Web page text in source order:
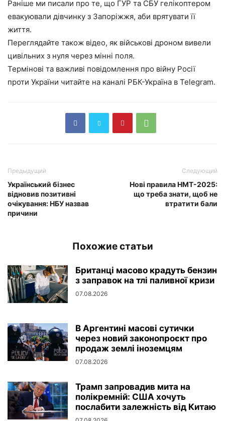
Раніше ми писали про те, що ГУР та СБУ гелікоптером
евакуювали дівчинку з Запоріжжя, аби врятувати її
життя.
Переглядайте також відео, як військові дроном вивели
цивільних з нуля через мінні поля.
Термінові та важливі повідомлення про війну Росії
проти України читайте на каналі РБК-Україна в Telegram.
Предыдущий
Український бізнес
відновив позитивні
очікування: НБУ назвав
причини
Следующий
Нові правила НМТ-2025:
що треба знати, щоб не
втратити бали
Похожие статьи
Британці масово крадуть бензин
з заправок на тлі паливної кризи
07.08.2026
В Аргентині масові сутички
через новий законопроєкт про
продаж землі іноземцям
07.08.2026
Трамп запровадив мита на
полікремній: США хочуть
послабити залежність від Китаю